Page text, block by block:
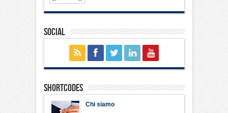
Social
Shortcodes
Chi siamo